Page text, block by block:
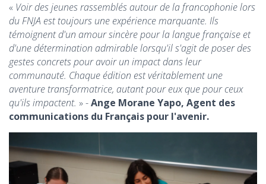
« Voir des jeunes rassemblés autour de la francophonie lors
du FNJA est toujours une expérience marquante. Ils
témoignent d'un amour sincère pour la langue française et
d'une détermination admirable lorsqu'il s'agit de poser des
gestes concrets pour avoir un impact dans leur
communauté. Chaque édition est véritablement une
aventure transformatrice, autant pour eux que pour ceux
qu'ils impactent. » -Ange Morane Yapo, Agent des
communications du Français pour l'avenir.